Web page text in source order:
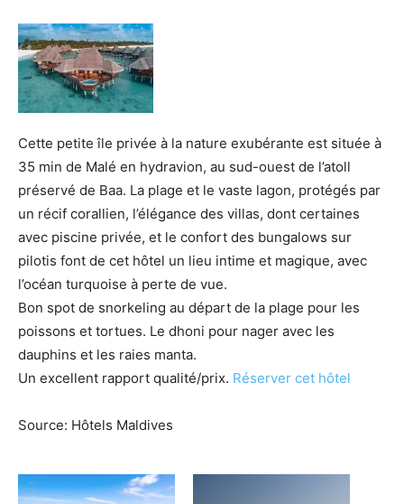
les
Maldives
Cette petite île privée à la nature exubérante est située à
35 min de Malé en hydravion, au sud-ouest de l’atoll
préservé de Baa. La plage et le vaste lagon, protégés par
un récif corallien, l’élégance des villas, dont certaines
avec piscine privée, et le confort des bungalows sur
pilotis font de cet hôtel un lieu intime et magique, avec
l’océan turquoise à perte de vue.
Bon spot de snorkeling au départ de la plage pour les
poissons et tortues. Le dhoni pour nager avec les
dauphins et les raies manta.
Un excellent rapport qualité/prix. Réserver cet hôtel
Source: Hôtels Maldives